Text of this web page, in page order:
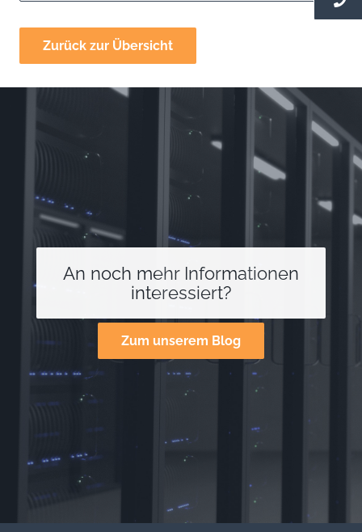
Zurück zur Übersicht
An noch mehr Informationen
interessiert?
Zum unserem Blog